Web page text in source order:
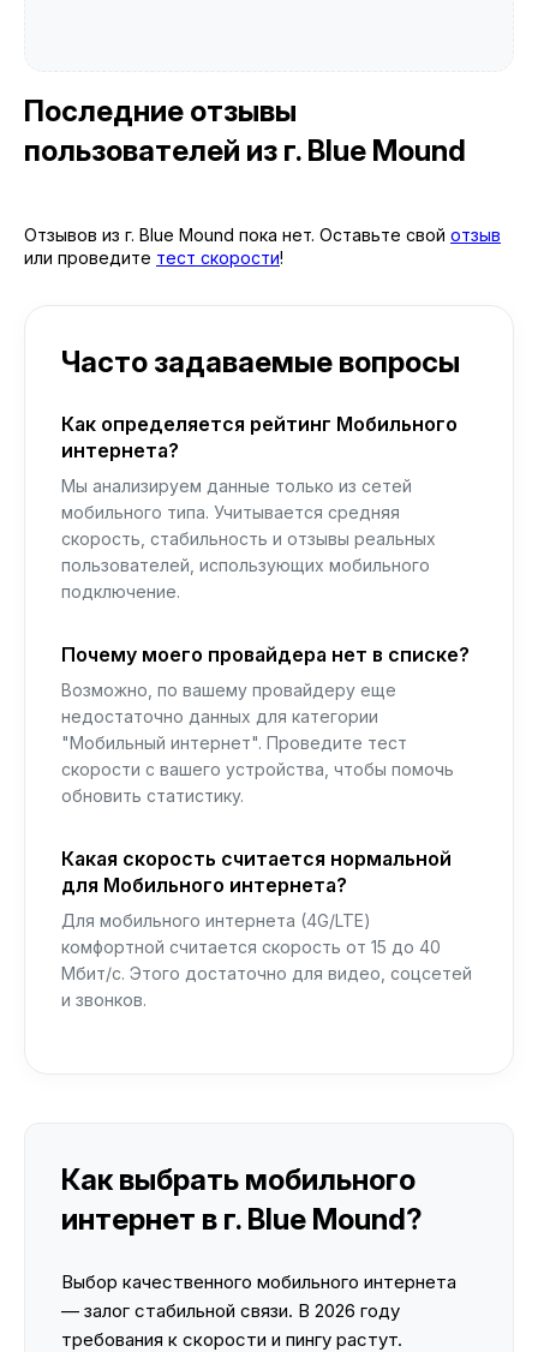
Последние отзывы
пользователей из г. Blue Mound
Отзывов из г. Blue Mound пока нет. Оставьте свой отзыв
или проведите тест скорости!
Часто задаваемые вопросы
Как определяется рейтинг Мобильного
интернета?
Мы анализируем данные только из сетей
мобильного типа. Учитывается средняя
скорость, стабильность и отзывы реальных
пользователей, использующих мобильного
подключение.
Почему моего провайдера нет в списке?
Возможно, по вашему провайдеру еще
недостаточно данных для категории
"Мобильный интернет". Проведите тест
скорости с вашего устройства, чтобы помочь
обновить статистику.
Какая скорость считается нормальной
для Мобильного интернета?
Для мобильного интернета (4G/LTE)
комфортной считается скорость от 15 до 40
Мбит/с. Этого достаточно для видео, соцсетей
и звонков.
Как выбрать мобильного
интернет в г. Blue Mound?
Выбор качественного мобильного интернета
— залог стабильной связи. В 2026 году
требования к скорости и пингу растут.